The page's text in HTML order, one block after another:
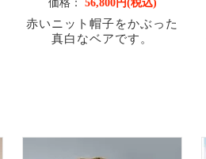
56,800円(税込)
赤いニット帽子をかぶった
真白なベアです。